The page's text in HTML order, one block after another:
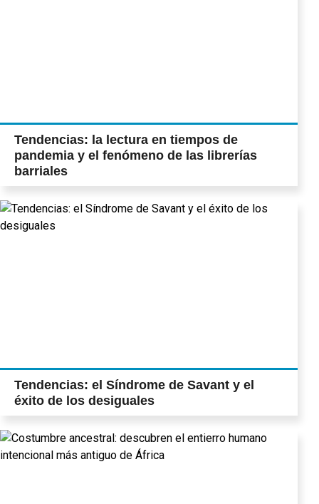
Tendencias: la lectura en tiempos de
pandemia y el fenómeno de las librerías
barriales
Tendencias: el Síndrome de Savant y el
éxito de los desiguales